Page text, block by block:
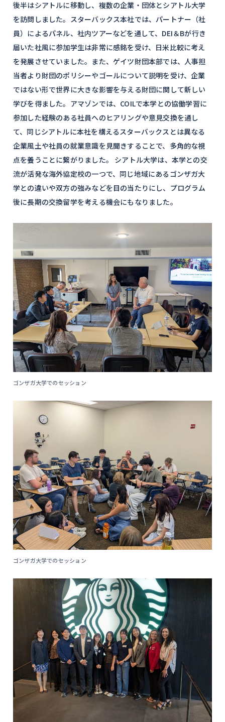
後半はシアトルに移動し、複数の企業・団体とシアトル大学
を訪問しました。スターバックス本社では、パートナー（社
員）によるパネル、社内ツアーなどを通して、DEI＆Bが行き
届いた社風に参加学生は非常に感銘を受け、日米比較に考え
を発展させていました。また、ゲイツ財団本部では、人事担
当者より財団のポリシーやゴールについて説明を受け、企業
ではない形で世界に大きな影響を与える財団に関して新しい
学びを得ました。アマゾンでは、COILで本学との協働学習に
参加した経験のある社員へのヒアリングや意見交換を通し
て、同じシアトルに本社を構えるスターバックスとは異なる
企業風土や社員の就業意識を見聞きすることで、多角的な視
点を養うことに繋がりました。 シアトル大学は、本学との交
流が活発な海外協定校の一つで、同じ地域にあるゴンザガ大
学との違いや双方の強みなどを目の当たりにし、プログラム
後に長期の交換留学を考える機会にもなりました。
ゴンザガ大学でのセッション
ゴンザガ大学でのセッション